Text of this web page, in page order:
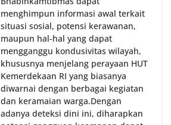
menghimpun informasi awal terkait
situasi sosial, potensi kerawanan,
maupun hal-hal yang dapat
mengganggu kondusivitas wilayah,
khususnya menjelang perayaan HUT
Kemerdekaan RI yang biasanya
diwarnai dengan berbagai kegiatan
dan keramaian warga.‎‎Dengan
adanya deteksi dini ini, diharapkan